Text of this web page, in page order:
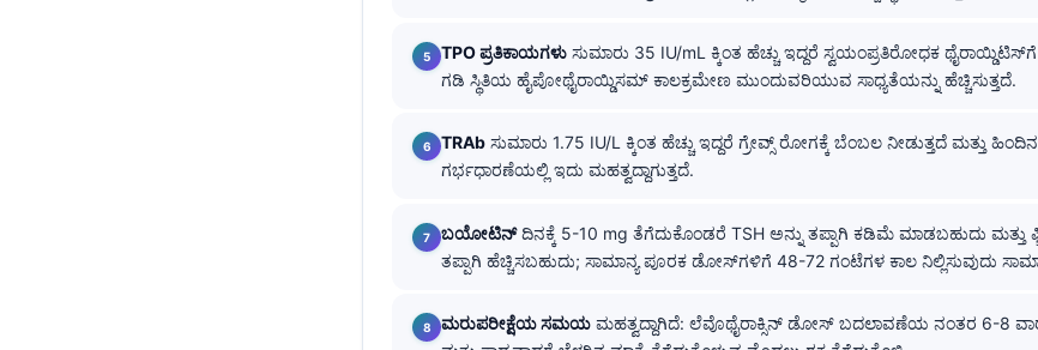
TPO ಪ್ರತಿಕಾಯಗಳು ಸುಮಾರು 35 IU/mL ಕ್ಕಿಂತ ಹೆಚ್ಚು ಇದ್ದರೆ ಸ್ವಯಂಪ್ರತಿರೋಧಕ
ಗಡಿ ಸ್ಥಿತಿಯ ಹೈಪೋಥೈರಾಯ್ಡಿಸಮ್ ಕಾಲಕ್ರಮೇಣ ಮುಂದುವರಿಯುವ ಸಾಧ್ಯತೆಯನ್ನು ಹೆಚ್ಚಿಸುತ್ತದೆ.
TRAb ಸುಮಾರು 1.75 IU/L ಕ್ಕಿಂತ ಹೆಚ್ಚು ಇದ್ದರೆ ಗ್ರೇವ್ಸ್ ರೋಗಕ್ಕೆ ಬೆಂಬಲ ನೀಡುತ್ತದೆ ಮತ್ತು ಹಿಂದಿನ
ಗರ್ಭಧಾರಣೆಯಲ್ಲಿ ಇದು ಮಹತ್ವದ್ದಾಗುತ್ತದೆ.
ಬಯೋಟಿನ್ದಿನಕ್ಕೆ 5-10 mg ತೆಗೆದುಕೊಂಡರೆ TSH ಅನ್ನು ತಪ್ಪಾಗಿ ಕಡಿಮೆ ಮಾಡಬಹುದು ಮತ್ತು
ತಪ್ಪಾಗಿ ಹೆಚ್ಚಿಸಬಹುದು; ಸಾಮಾನ್ಯ ಪೂರಕ ಡೋಸ್‌ಗಳಿಗೆ 48-72 ಗಂಟೆಗಳ ಕಾಲ ನಿಲ್ಲಿಸುವುದು
ಮರುಪರೀಕ್ಷೆಯ ಸಮಯ ಮಹತ್ವದ್ದಾಗಿದೆ: ಲೆವೊಥೈರಾಕ್ಸಿನ್ ಡೋಸ್ ಬದಲಾವಣೆಯ ನಂತರ 6-8